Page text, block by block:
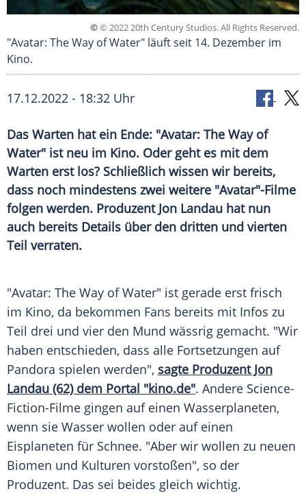
©© 2022 20th Century Studios. All Rights Reserved.
"Avatar: The Way of Water" läuft seit 14. Dezember im
Kino.
17.12.2022 - 18:32 Uhr
Das Warten hat ein Ende: "Avatar: The Way of
Water" ist neu im Kino. Oder geht es mit dem
Warten erst los? Schließlich wissen wir bereits,
dass noch mindestens zwei weitere "Avatar"-Filme
folgen werden. Produzent Jon Landau hat nun
auch bereits Details über den dritten und vierten
Teil verraten.
"Avatar: The Way of Water" ist gerade erst frisch
im Kino, da bekommen Fans bereits mit Infos zu
Teil drei und vier den Mund wässrig gemacht. "Wir
haben entschieden, dass alle Fortsetzungen auf
Pandora spielen werden", sagte Produzent Jon
Landau (62) dem Portal "kino.de". Andere Science-
Fiction-Filme gingen auf einen Wasserplaneten,
wenn sie Wasser wollen oder auf einen
Eisplaneten für Schnee. "Aber wir wollen zu neuen
Biomen und Kulturen vorstoßen", so der
Produzent. Das sei beides gleich wichtig.